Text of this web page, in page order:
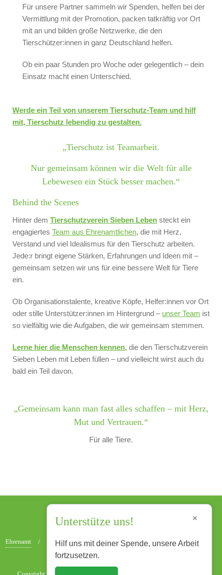
Für unsere Partner sammeln wir Spenden, helfen bei der
Vermittlung mit der Promotion, packen tatkräftig vor Ort
mit an und bilden große Netzwerke, die den
Tierschützer:innen in ganz Deutschland helfen.
Ob ein paar Stunden pro Woche oder gelegentlich – dein
Einsatz macht einen Unterschied.
Werde ein Teil von unserem Tierschutz-Team und hilf
mit, Tierschutz lebendig zu gestalten.
„Tierschutz ist Teamarbeit.
Nur gemeinsam können wir die Welt für alle
Lebewesen ein Stück besser machen.“
Behind the Scenes
Hinter dem Tierschutzverein Sieben Leben steckt ein
engagiertes Team aus Ehrenamtlichen, die mit Herz,
Verstand und viel Idealismus für den Tierschutz arbeiten.
Jede:r bringt eigene Stärken, Erfahrungen und Ideen mit –
gemeinsam setzen wir uns für eine bessere Welt für Tiere
ein.
Ob Organisationstalente, kreative Köpfe, Helfer:innen vor Ort
oder stille Unterstützer:innen im Hintergrund – unser Team ist
so vielfältig wie die Aufgaben, die wir gemeinsam stemmen.
Lerne hier die Menschen kennen, die den Tierschutzverein
Sieben Leben mit Leben füllen – und vielleicht wirst auch du
bald ein Teil davon.
„Gemeinsam kann man fast alles schaffen – mit Herz,
Mut und Vertrauen.“
Für alle Tiere.
Unterstütze uns!
Hilf uns mit deiner Spende, unsere Arbeit
fortzusetzen.
×
Ehrenamt Patenschaften Spenden Transparenz
Satzung
Impressum